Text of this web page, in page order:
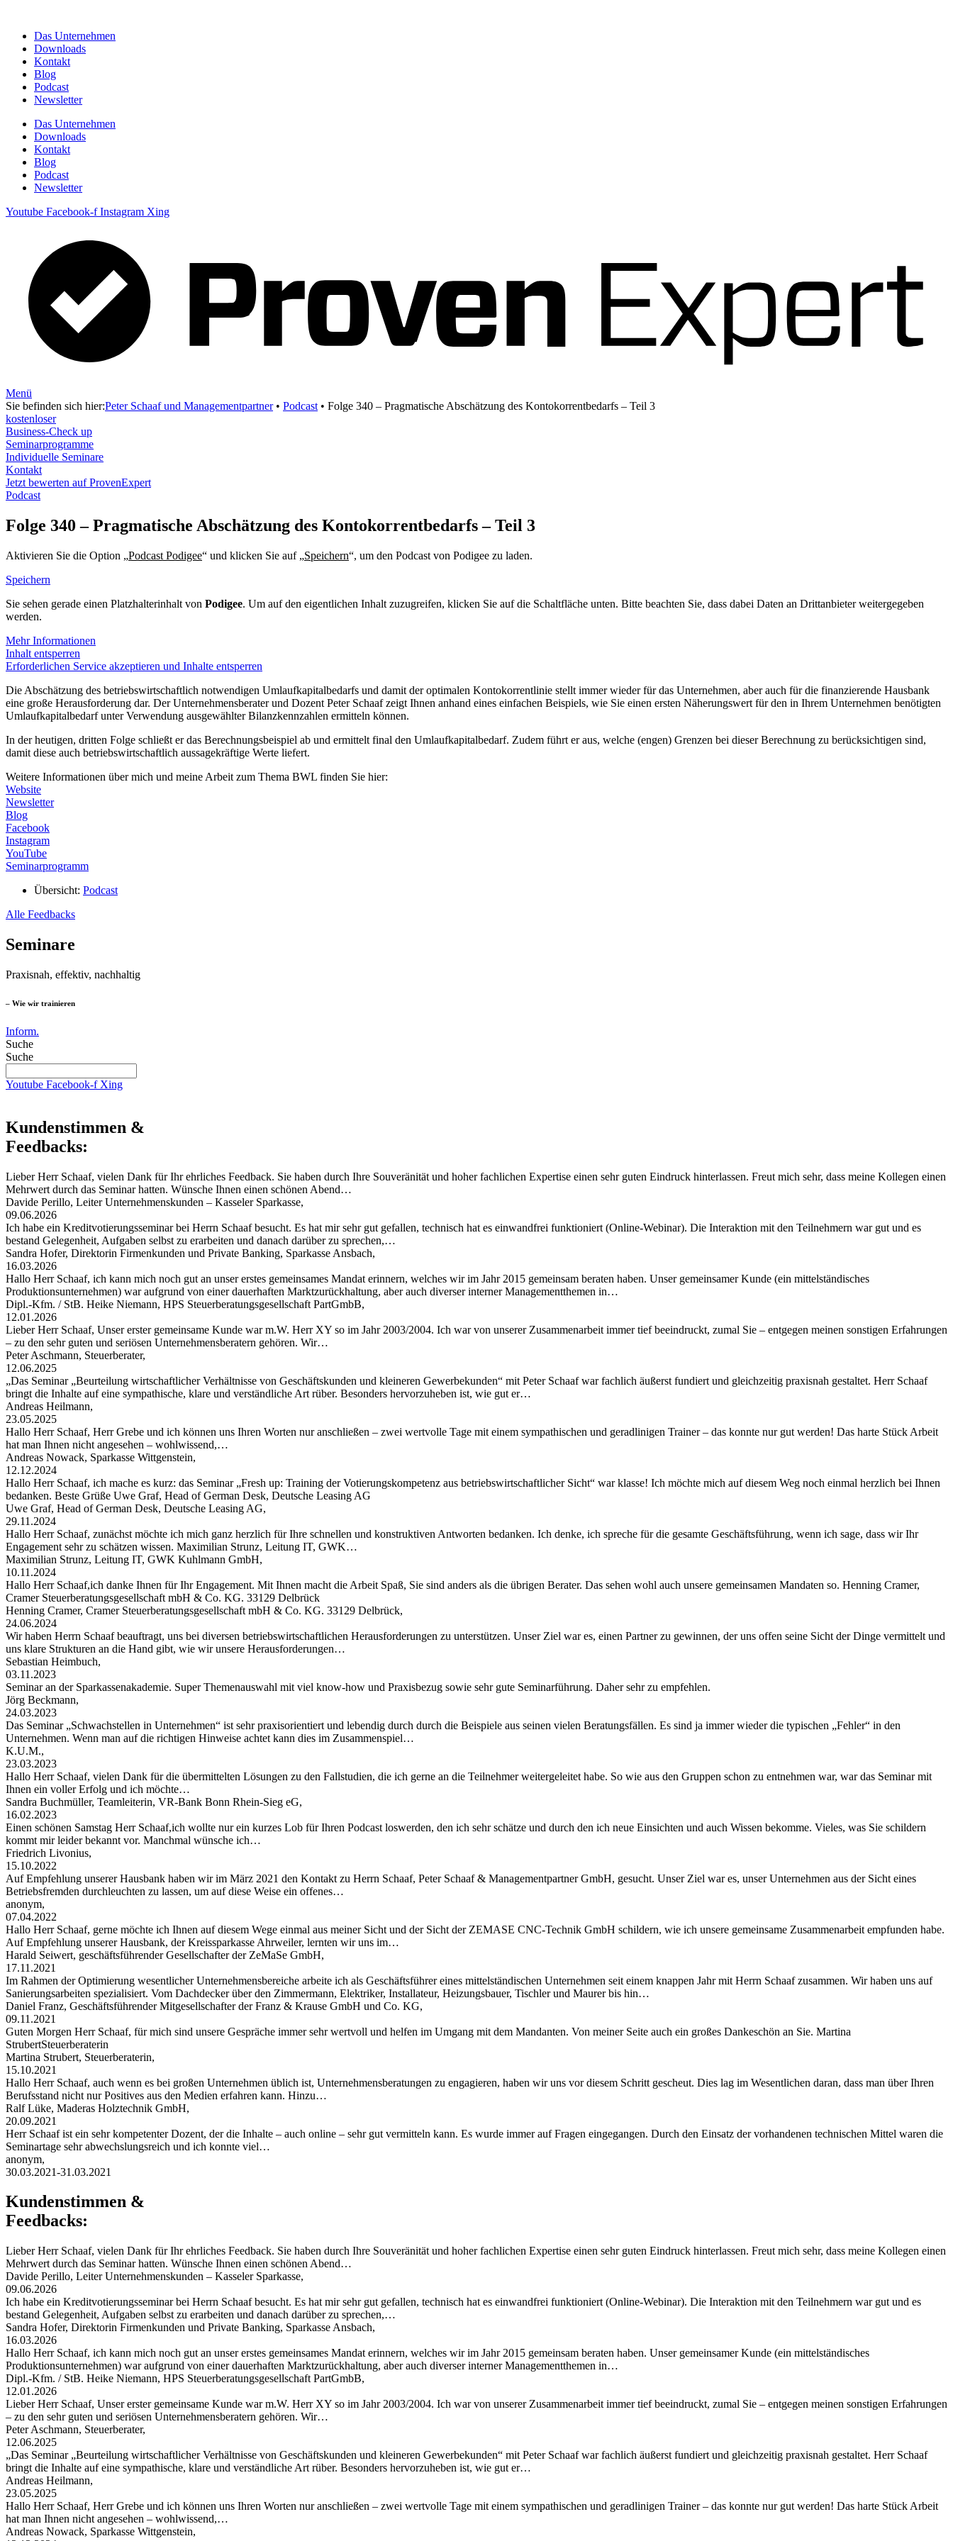
springenDas Unternehmen
Downloads
Kontakt
Blog
Podcast
Newsletter
Das Unternehmen
Downloads
Kontakt
Blog
Podcast
Newsletter
Youtube Facebook-f Instagram Xing
Menü
Sie befinden sich hier:Peter Schaaf und Managementpartner• Podcast • Folge 340 – Pragmatische Abschätzung des Kontokorrentbedarfs – Teil 3
kostenloser
Business-Check up
Seminarprogramme
Individuelle Seminare
Kontakt
Jetzt bewerten auf ProvenExpert
Podcast
Folge 340 – Pragmatische Abschätzung des Kontokorrentbedarfs – Teil 3
Aktivieren Sie die Option „Podcast Podigee“ und klicken Sie auf „Speichern“, um den Podcast von Podigee zu laden.
Speichern
Sie sehen gerade einen Platzhalterinhalt von Podigee. Um auf den eigentlichen Inhalt zuzugreifen, klicken Sie auf die Schaltfläche unten. Bitte beachten Sie, dass dabei Daten an Drittanbieter weitergegeben
werden.
Mehr Informationen
Inhalt entsperren
Erforderlichen Service akzeptieren und Inhalte entsperren
Die Abschätzung des betriebswirtschaftlich notwendigen Umlaufkapitalbedarfs und damit der optimalen Kontokorrentlinie stellt immer wieder für das Unternehmen, aber auch für die finanzierende Hausbank
eine große Herausforderung dar. Der Unternehmensberater und Dozent Peter Schaaf zeigt Ihnen anhand eines einfachen Beispiels, wie Sie einen ersten Näherungswert für den in Ihrem Unternehmen benötigten
Umlaufkapitalbedarf unter Verwendung ausgewählter Bilanzkennzahlen ermitteln können.
In der heutigen, dritten Folge schließt er das Berechnungsbeispiel ab und ermittelt final den Umlaufkapitalbedarf. Zudem führt er aus, welche (engen) Grenzen bei dieser Berechnung zu berücksichtigen sind,
damit diese auch betriebswirtschaftlich aussagekräftige Werte liefert.
Weitere Informationen über mich und meine Arbeit zum Thema BWL finden Sie hier:
Website
Newsletter
Blog
Facebook
Instagram
YouTube
Seminarprogramm
Übersicht: Podcast
Alle Feedbacks
Seminare
Praxisnah, effektiv, nachhaltig
– Wie wir trainieren
Inform.
Suche
Suche
Youtube Facebook-f Xing
Kundenstimmen &
Feedbacks:
Lieber Herr Schaaf, vielen Dank für Ihr ehrliches Feedback. Sie haben durch Ihre Souveränität und hoher fachlichen Expertise einen sehr guten Eindruck hinterlassen. Freut mich sehr, dass meine Kollegen einen
Mehrwert durch das Seminar hatten. Wünsche Ihnen einen schönen Abend…
Davide Perillo, Leiter Unternehmenskunden – Kasseler Sparkasse,
09.06.2026
Ich habe ein Kreditvotierungsseminar bei Herrn Schaaf besucht. Es hat mir sehr gut gefallen, technisch hat es einwandfrei funktioniert (Online-Webinar). Die Interaktion mit den Teilnehmern war gut und es
bestand Gelegenheit, Aufgaben selbst zu erarbeiten und danach darüber zu sprechen,…
Sandra Hofer, Direktorin Firmenkunden und Private Banking, Sparkasse Ansbach,
16.03.2026
Hallo Herr Schaaf, ich kann mich noch gut an unser erstes gemeinsames Mandat erinnern, welches wir im Jahr 2015 gemeinsam beraten haben. Unser gemeinsamer Kunde (ein mittelständisches
Produktionsunternehmen) war aufgrund von einer dauerhaften Marktzurückhaltung, aber auch diverser interner Managementthemen in…
Dipl.-Kfm. / StB. Heike Niemann, HPS Steuerberatungsgesellschaft PartGmbB,
12.01.2026
Lieber Herr Schaaf, Unser erster gemeinsame Kunde war m.W. Herr XY so im Jahr 2003/2004. Ich war von unserer Zusammenarbeit immer tief beeindruckt, zumal Sie – entgegen meinen sonstigen Erfahrungen
– zu den sehr guten und seriösen Unternehmensberatern gehören. Wir…
Peter Aschmann, Steuerberater,
12.06.2025
„Das Seminar „Beurteilung wirtschaftlicher Verhältnisse von Geschäftskunden und kleineren Gewerbekunden“ mit Peter Schaaf war fachlich äußerst fundiert und gleichzeitig praxisnah gestaltet. Herr Schaaf
bringt die Inhalte auf eine sympathische, klare und verständliche Art rüber. Besonders hervorzuheben ist, wie gut er…
Andreas Heilmann,
23.05.2025
Hallo Herr Schaaf, Herr Grebe und ich können uns Ihren Worten nur anschließen – zwei wertvolle Tage mit einem sympathischen und geradlinigen Trainer – das konnte nur gut werden! Das harte Stück Arbeit
hat man Ihnen nicht angesehen – wohlwissend,…
Andreas Nowack, Sparkasse Wittgenstein,
12.12.2024
Hallo Herr Schaaf, ich mache es kurz: das Seminar „Fresh up: Training der Votierungskompetenz aus betriebswirtschaftlicher Sicht“ war klasse! Ich möchte mich auf diesem Weg noch einmal herzlich bei Ihnen
bedanken. Beste Grüße Uwe Graf, Head of German Desk, Deutsche Leasing AG
Uwe Graf, Head of German Desk, Deutsche Leasing AG,
29.11.2024
Hallo Herr Schaaf, zunächst möchte ich mich ganz herzlich für Ihre schnellen und konstruktiven Antworten bedanken. Ich denke, ich spreche für die gesamte Geschäftsführung, wenn ich sage, dass wir Ihr
Engagement sehr zu schätzen wissen. Maximilian Strunz, Leitung IT, GWK…
Maximilian Strunz, Leitung IT, GWK Kuhlmann GmbH,
10.11.2024
Hallo Herr Schaaf,ich danke Ihnen für Ihr Engagement. Mit Ihnen macht die Arbeit Spaß, Sie sind anders als die übrigen Berater. Das sehen wohl auch unsere gemeinsamen Mandaten so. Henning Cramer,
Cramer Steuerberatungsgesellschaft mbH & Co. KG. 33129 Delbrück
Henning Cramer, Cramer Steuerberatungsgesellschaft mbH & Co. KG. 33129 Delbrück,
24.06.2024
Wir haben Herrn Schaaf beauftragt, uns bei diversen betriebswirtschaftlichen Herausforderungen zu unterstützen. Unser Ziel war es, einen Partner zu gewinnen, der uns offen seine Sicht der Dinge vermittelt und
uns klare Strukturen an die Hand gibt, wie wir unsere Herausforderungen…
Sebastian Heimbuch,
03.11.2023
Seminar an der Sparkassenakademie. Super Themenauswahl mit viel know-how und Praxisbezug sowie sehr gute Seminarführung. Daher sehr zu empfehlen.
Jörg Beckmann,
24.03.2023
Das Seminar „Schwachstellen in Unternehmen“ ist sehr praxisorientiert und lebendig durch durch die Beispiele aus seinen vielen Beratungsfällen. Es sind ja immer wieder die typischen „Fehler“ in den
Unternehmen. Wenn man auf die richtigen Hinweise achtet kann dies im Zusammenspiel…
K.U.M.,
23.03.2023
Hallo Herr Schaaf, vielen Dank für die übermittelten Lösungen zu den Fallstudien, die ich gerne an die Teilnehmer weitergeleitet habe. So wie aus den Gruppen schon zu entnehmen war, war das Seminar mit
Ihnen ein voller Erfolg und ich möchte…
Sandra Buchmüller, Teamleiterin, VR-Bank Bonn Rhein-Sieg eG,
16.02.2023
Einen schönen Samstag Herr Schaaf,ich wollte nur ein kurzes Lob für Ihren Podcast loswerden, den ich sehr schätze und durch den ich neue Einsichten und auch Wissen bekomme. Vieles, was Sie schildern
kommt mir leider bekannt vor. Manchmal wünsche ich…
Friedrich Livonius,
15.10.2022
Auf Empfehlung unserer Hausbank haben wir im März 2021 den Kontakt zu Herrn Schaaf, Peter Schaaf & Managementpartner GmbH, gesucht. Unser Ziel war es, unser Unternehmen aus der Sicht eines
Betriebsfremden durchleuchten zu lassen, um auf diese Weise ein offenes…
anonym,
07.04.2022
Hallo Herr Schaaf, gerne möchte ich Ihnen auf diesem Wege einmal aus meiner Sicht und der Sicht der ZEMASE CNC-Technik GmbH schildern, wie ich unsere gemeinsame Zusammenarbeit empfunden habe.
Auf Empfehlung unserer Hausbank, der Kreissparkasse Ahrweiler, lernten wir uns im…
Harald Seiwert, geschäftsführender Gesellschafter der ZeMaSe GmbH,
17.11.2021
Im Rahmen der Optimierung wesentlicher Unternehmensbereiche arbeite ich als Geschäftsführer eines mittelständischen Unternehmen seit einem knappen Jahr mit Herrn Schaaf zusammen. Wir haben uns auf
Sanierungsarbeiten spezialisiert. Vom Dachdecker über den Zimmermann, Elektriker, Installateur, Heizungsbauer, Tischler und Maurer bis hin…
Daniel Franz, Geschäftsführender Mitgesellschafter der Franz & Krause GmbH und Co. KG,
09.11.2021
Guten Morgen Herr Schaaf, für mich sind unsere Gespräche immer sehr wertvoll und helfen im Umgang mit dem Mandanten. Von meiner Seite auch ein großes Dankeschön an Sie. Martina
StrubertSteuerberaterin
Martina Strubert, Steuerberaterin,
15.10.2021
Hallo Herr Schaaf, auch wenn es bei großen Unternehmen üblich ist, Unternehmensberatungen zu engagieren, haben wir uns vor diesem Schritt gescheut. Dies lag im Wesentlichen daran, dass man über Ihren
Berufsstand nicht nur Positives aus den Medien erfahren kann. Hinzu…
Ralf Lüke, Maderas Holztechnik GmbH,
20.09.2021
Herr Schaaf ist ein sehr kompetenter Dozent, der die Inhalte – auch online – sehr gut vermitteln kann. Es wurde immer auf Fragen eingegangen. Durch den Einsatz der vorhandenen technischen Mittel waren die
Seminartage sehr abwechslungsreich und ich konnte viel…
anonym,
30.03.2021-31.03.2021
Kundenstimmen &
Feedbacks:
Lieber Herr Schaaf, vielen Dank für Ihr ehrliches Feedback. Sie haben durch Ihre Souveränität und hoher fachlichen Expertise einen sehr guten Eindruck hinterlassen. Freut mich sehr, dass meine Kollegen einen
Mehrwert durch das Seminar hatten. Wünsche Ihnen einen schönen Abend…
Davide Perillo, Leiter Unternehmenskunden – Kasseler Sparkasse,
09.06.2026
Ich habe ein Kreditvotierungsseminar bei Herrn Schaaf besucht. Es hat mir sehr gut gefallen, technisch hat es einwandfrei funktioniert (Online-Webinar). Die Interaktion mit den Teilnehmern war gut und es
bestand Gelegenheit, Aufgaben selbst zu erarbeiten und danach darüber zu sprechen,…
Sandra Hofer, Direktorin Firmenkunden und Private Banking, Sparkasse Ansbach,
16.03.2026
Hallo Herr Schaaf, ich kann mich noch gut an unser erstes gemeinsames Mandat erinnern, welches wir im Jahr 2015 gemeinsam beraten haben. Unser gemeinsamer Kunde (ein mittelständisches
Produktionsunternehmen) war aufgrund von einer dauerhaften Marktzurückhaltung, aber auch diverser interner Managementthemen in…
Dipl.-Kfm. / StB. Heike Niemann, HPS Steuerberatungsgesellschaft PartGmbB,
12.01.2026
Lieber Herr Schaaf, Unser erster gemeinsame Kunde war m.W. Herr XY so im Jahr 2003/2004. Ich war von unserer Zusammenarbeit immer tief beeindruckt, zumal Sie – entgegen meinen sonstigen Erfahrungen
– zu den sehr guten und seriösen Unternehmensberatern gehören. Wir…
Peter Aschmann, Steuerberater,
12.06.2025
„Das Seminar „Beurteilung wirtschaftlicher Verhältnisse von Geschäftskunden und kleineren Gewerbekunden“ mit Peter Schaaf war fachlich äußerst fundiert und gleichzeitig praxisnah gestaltet. Herr Schaaf
bringt die Inhalte auf eine sympathische, klare und verständliche Art rüber. Besonders hervorzuheben ist, wie gut er…
Andreas Heilmann,
23.05.2025
Hallo Herr Schaaf, Herr Grebe und ich können uns Ihren Worten nur anschließen – zwei wertvolle Tage mit einem sympathischen und geradlinigen Trainer – das konnte nur gut werden! Das harte Stück Arbeit
hat man Ihnen nicht angesehen – wohlwissend,…
Andreas Nowack, Sparkasse Wittgenstein,